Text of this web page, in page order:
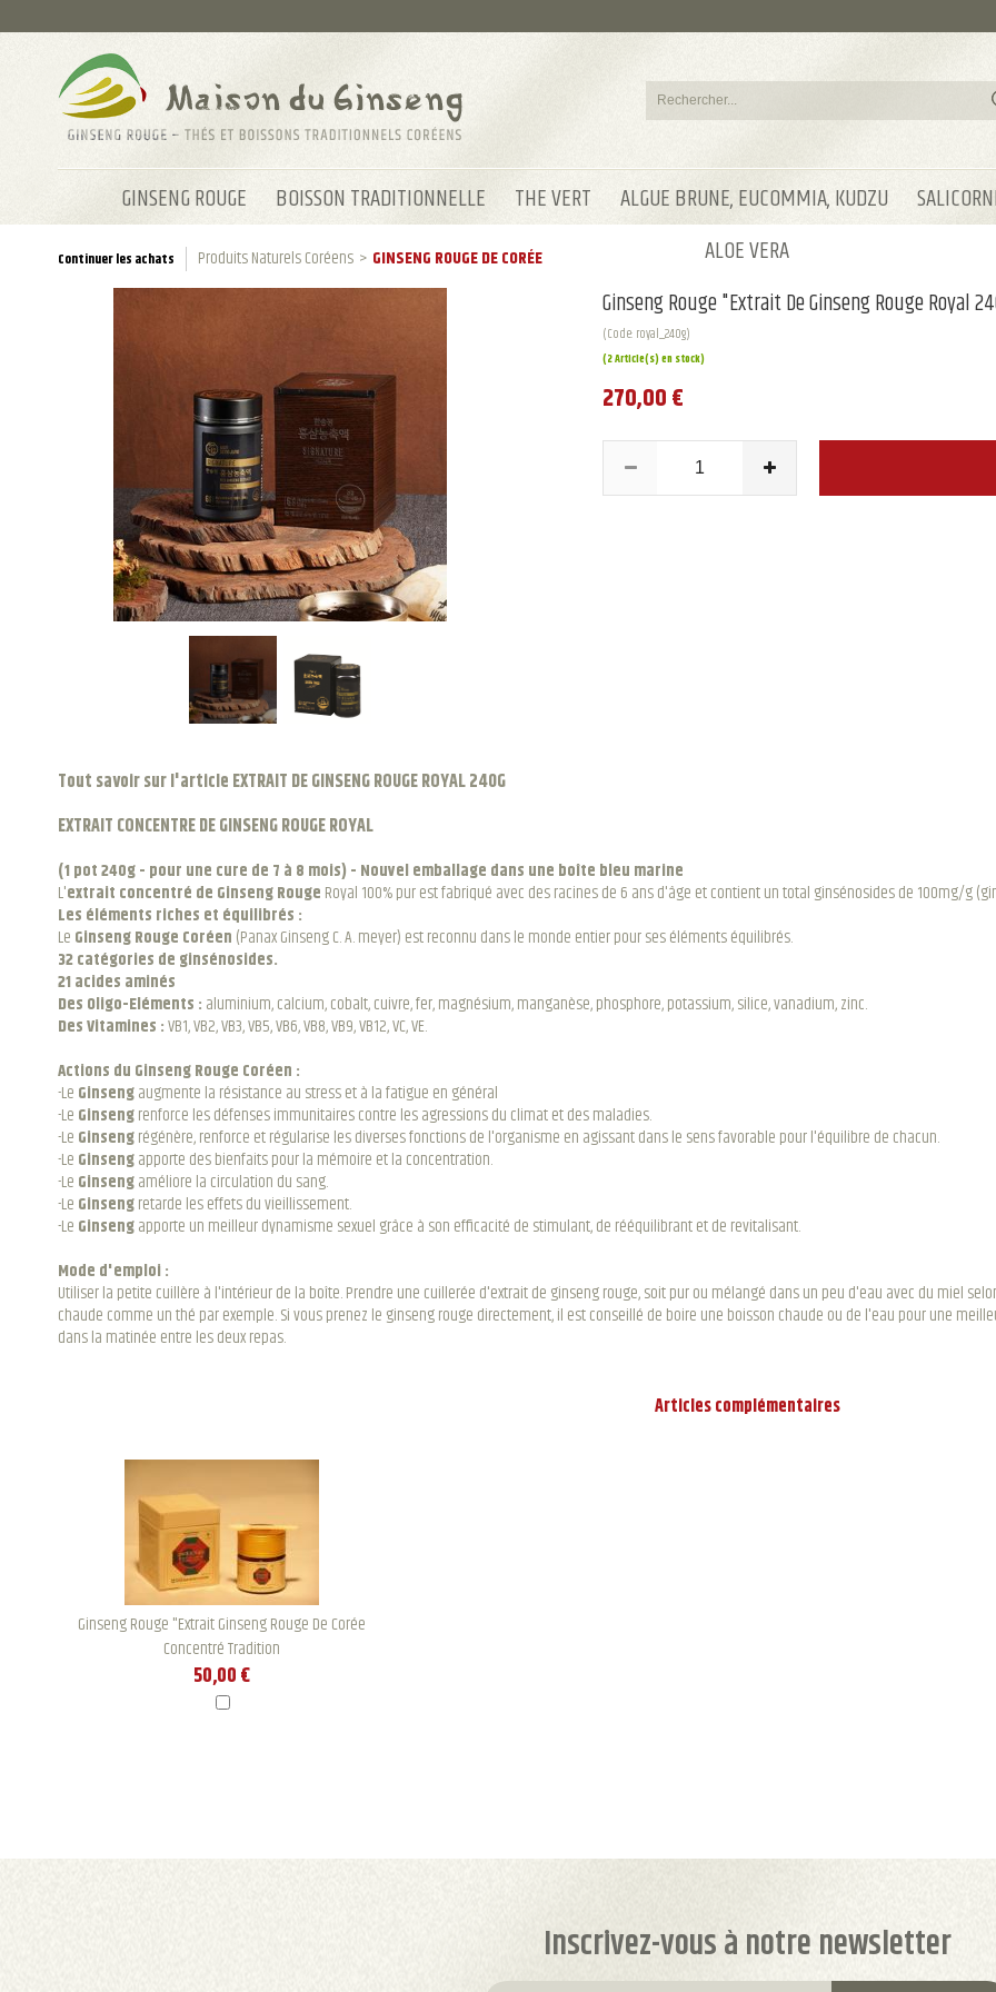
GINSENG ROUGE BOISSON TRADITIONNELLE THE VERT ALGUE BRUNE, EUCOMMIA, KUDZU
ALOE VERA
Continuer les achats Produits Naturels Coréens > GINSENG ROUGE DE CORÉE
Ginseng Rouge "Extrait De Ginseng Rouge Royal
(Code: royal_240g)
(2 Article(s) en stock)
270,00 €
Tout savoir sur l'article EXTRAIT DE GINSENG ROUGE ROYAL 240G
EXTRAIT CONCENTRE DE GINSENG ROUGE ROYAL
(1 pot 240g- pour une cure de 7 à 8 mois) - Nouvel emballage dans une boîte bleu marine
L'extrait concentré de Ginseng Rouge Royal 100% pur est fabriqué avec des racines de 6 ans d'âge et contient un total ginsénosides de 100mg/g
Les éléments riches et équilibrés :
Le Ginseng Rouge Coréen (Panax Ginseng C. A. meyer) est reconnu dans le monde entier pour ses éléments équilibrés.
32 catégories de ginsénosides.
21 acides aminés
Des Oligo-Eléments : aluminium, calcium, cobalt, cuivre, fer, magnésium, manganèse, phosphore, potassium, silice, vanadium, zinc.
Des Vitamines :VB1, VB2, VB3, VB5, VB6, VB8, VB9, VB12, VC, VE.
Actions du Ginseng Rouge Coréen :
-Le Ginsengaugmente la résistance au stress et à la fatigue en général
-Le Ginsengrenforce les défenses immunitaires contre les agressions du climat et des maladies.
-Le Ginsengrégénère, renforce et régularise les diverses fonctions de l'organisme en agissant dans le sens favorable pour l'équilibre de chacun.
-Le Ginsengapporte des bienfaits pour la mémoire et la concentration.
-Le Ginsengaméliore la circulation du sang.
-Le Ginsengretarde les effets du vieillissement.
-Le Ginsengapporte un meilleur dynamisme sexuel grâce à son efficacité de stimulant, de rééquilibrant et de revitalisant.
Mode d'emploi :
Utiliser la petite cuillère à l'intérieur de la boîte. Prendre une cuillerée d'extrait de ginseng rouge, soit pur ou mélangé dans un peu d'eau avec du miel
chaude comme un thé par exemple. Si vous prenez le ginseng rouge directement, il est conseillé de boire une boisson chaude ou de l'eau pour une
dans la matinée entre les deux repas.
Articles complémentaires
Ginseng Rouge "Extrait Ginseng Rouge De Corée
Concentré Tradition
50,00 €
Inscrivez-vous à notre newsletter